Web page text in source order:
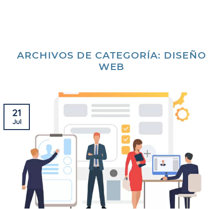
ARCHIVOS DE CATEGORÍA: DISEÑO
WEB
21
Jul